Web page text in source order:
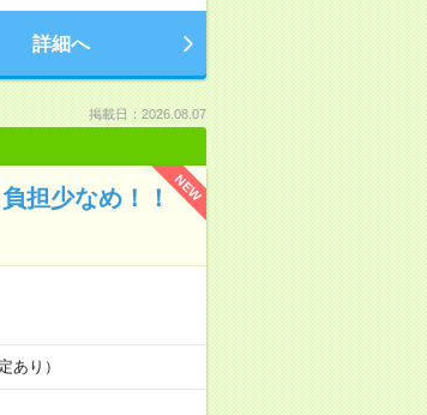
詳細へ
掲載日：2026.08.07
NEW
担少なめ！！
り）